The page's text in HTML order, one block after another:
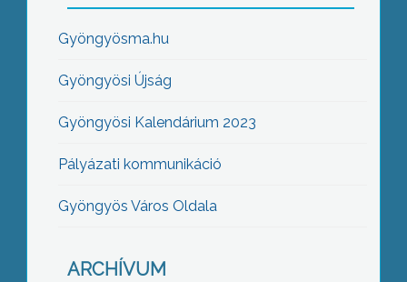
Gyöngyösma.hu
Gyöngyösi Újság
Gyöngyösi Kalendárium 2023
Pályázati kommunikáció
Gyöngyös Város Oldala
ARCHÍVUM